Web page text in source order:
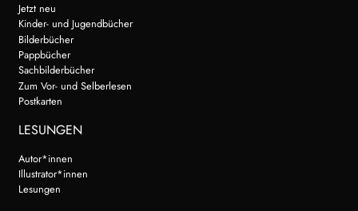
Jetzt neu
Kinder- und Jugendbücher
Bilderbücher
Pappbücher
Sachbilderbücher
Zum Vor- und Selberlesen
Postkarten
LESUNGEN
Autor*innen
Illustrator*innen
Lesungen